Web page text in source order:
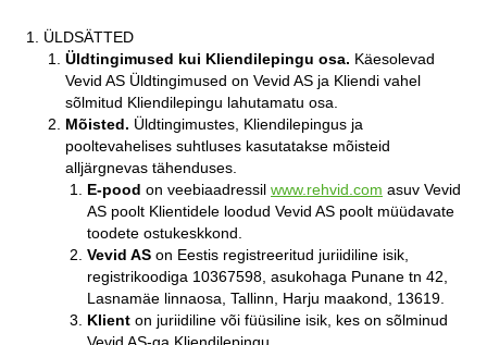
ÜLDSÄTTED
Üldtingimused kui Kliendilepingu osa. Käesolevad
Vevid AS Üldtingimused on Vevid AS ja Kliendi vahel
sõlmitud Kliendilepingu lahutamatu osa.
Mõisted. Üldtingimustes, Kliendilepingus ja
pooltevahelises suhtluses kasutatakse mõisteid
alljärgnevas tähenduses.
E-pood on veebiaadressil www.rehvid.com asuv Vevid
AS poolt Klientidele loodud Vevid AS poolt müüdavate
toodete ostukeskkond.
Vevid AS on Eestis registreeritud juriidiline isik,
registrikoodiga 10367598, asukohaga Punane tn 42,
Lasnamäe linnaosa, Tallinn, Harju maakond, 13619.
Klient on juriidiline või füüsiline isik, kes on sõlminud